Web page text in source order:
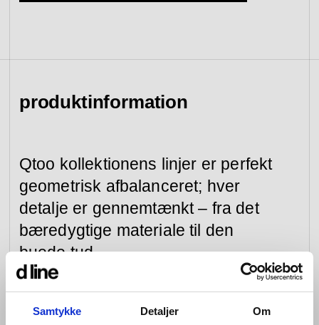
Samtykke Detaljer Om
reservedele
produktinformation
Qtoo kollektionens linjer er perfekt
geometrisk afbalanceret; hver
detalje er gennemtænkt – fra det
bæredygtige materiale til den
buede tud.
Vores armaturer kan bygges ind i væggen eller
monteres på eller ved vasken. Ved begge løsninger
bliver fornøjelsen den samme; grebet bevæges i